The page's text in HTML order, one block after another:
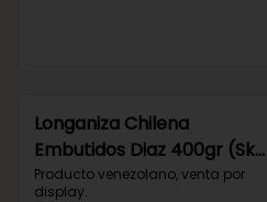
Longaniza Chilena
Embutidos Diaz 400gr (Sku
430)
Producto venezolano, venta por
display.